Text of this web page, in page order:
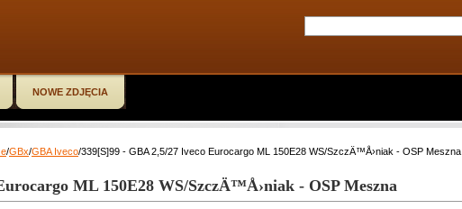
NOWE ZDJĘCIA
/GBx/GBA Iveco/339[S]99 - GBA 2,5/27 Iveco Eurocargo ML 150E28 WS/SzczÄ™Å›niak - OSP Meszna
ML 150E28 WS/SzczÄ™Å›niak - OSP Meszna